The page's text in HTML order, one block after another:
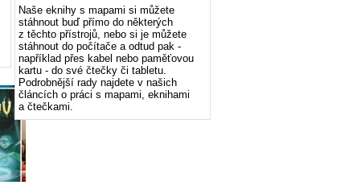
Naše eknihy s mapami si můžete
stáhnout buď přímo do některých
z těchto přístrojů, nebo si je můžete
stáhnout do počítače a odtud pak -
například přes kabel nebo paměťovou
kartu - do své čtečky či tabletu.
Podrobnější rady najdete v našich
článcích o práci s mapami, eknihami
a čtečkami.